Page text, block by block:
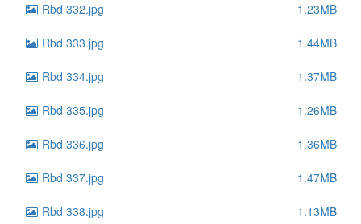
Rbd 332.jpg 1.23MB
Rbd 333.jpg 1.44MB
Rbd 334.jpg 1.37MB
Rbd 335.jpg 1.26MB
Rbd 336.jpg 1.36MB
Rbd 337.jpg 1.47MB
Rbd 338.jpg 1.13MB